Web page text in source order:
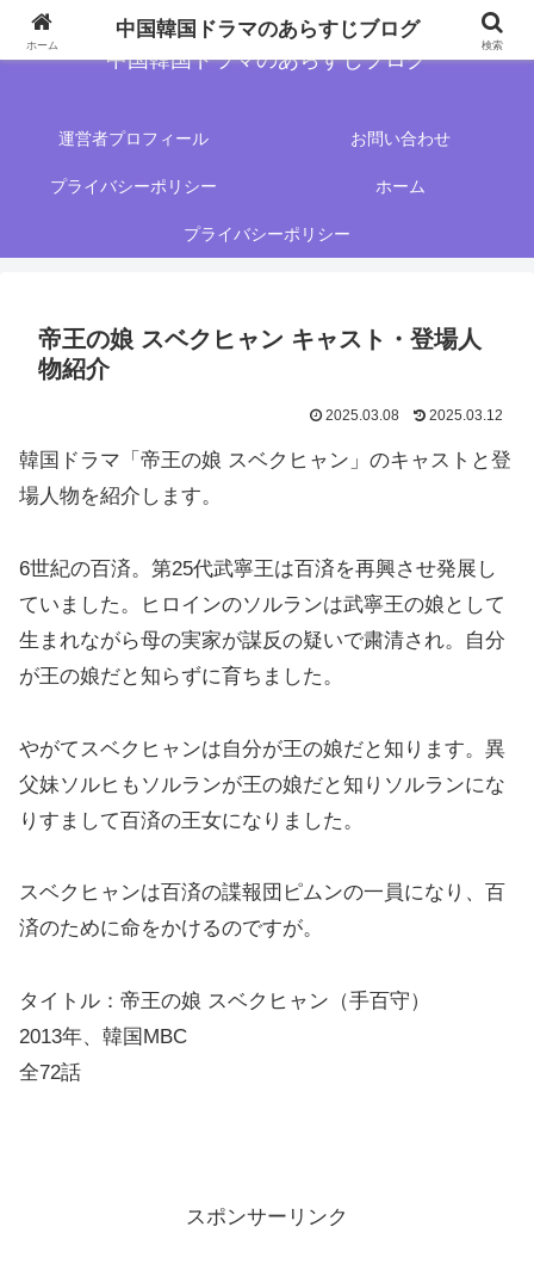
中国韓国ドラマのあらすじブログ
運営者プロフィール お問い合わせ
プライバシーポリシー ホーム
プライバシーポリシー
帝王の娘 スベクヒャン キャスト・登場人
物紹介
2025.03.08 2025.03.12
韓国ドラマ「 帝王の娘 スベクヒャン 」のキャストと登
場人物を紹介します。
6世紀の百済。第25代武寧王は百済を再興させ発展し
ていました。ヒロインのソルランは武寧王の娘として
生まれながら母の実家が謀反の疑いで粛清され。自分
が王の娘だと知らずに育ちました。
やがてスベクヒャンは自分が王の娘だと知ります。異
父妹ソルヒもソルランが王の娘だと知りソルランにな
りすまして百済の王女になりました。
スベクヒャンは百済の諜報団ピムンの一員になり、百
済のために命をかけるのですが。
タイトル：帝王の娘 スベクヒャン（手百守）
2013年、韓国MBC
全72話
スポンサーリンク
ホーム
中国韓国ドラマのあらすじブログ
検索